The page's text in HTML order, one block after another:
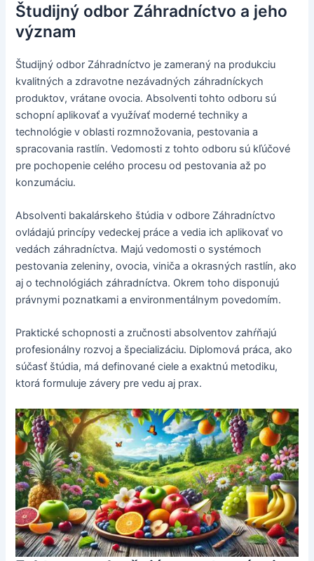
Študijný odbor Záhradníctvo a jeho
význam
Študijný odbor Záhradníctvo je zameraný na produkciu
kvalitných a zdravotne nezávadných záhradníckych
produktov, vrátane ovocia. Absolventi tohto odboru sú
schopní aplikovať a využívať moderné techniky a
technológie v oblasti rozmnožovania, pestovania a
spracovania rastlín. Vedomosti z tohto odboru sú kľúčové
pre pochopenie celého procesu od pestovania až po
konzumáciu.
Absolventi bakalárskeho štúdia v odbore Záhradníctvo
ovládajú princípy vedeckej práce a vedia ich aplikovať vo
vedách záhradníctva. Majú vedomosti o systémoch
pestovania zeleniny, ovocia, viniča a okrasných rastlín, ako
aj o technológiách záhradníctva. Okrem toho disponujú
právnymi poznatkami a environmentálnym povedomím.
Praktické schopnosti a zručnosti absolventov zahŕňajú
profesionálny rozvoj a špecializáciu. Diplomová práca, ako
súčasť štúdia, má definované ciele a exaktnú metodiku,
ktorá formuluje závery pre vedu aj prax.